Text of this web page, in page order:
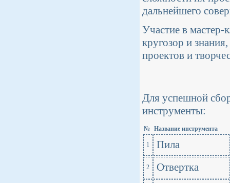
дальнейшего
Участие в мастер-
кругозор и
проектов и
Для успешной
инструменты:
№ Название инструмента
1 Пила
2 Отвертка